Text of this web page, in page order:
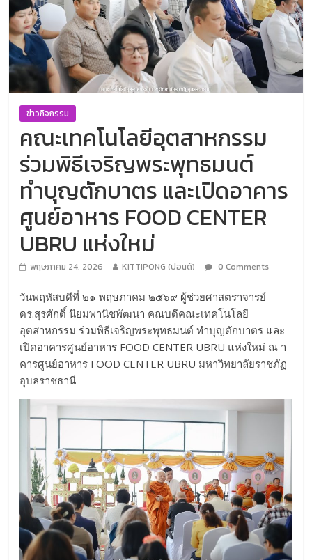
ข่าวกิจกรรม
คณะเทคโนโลยีอุตสาหกรรม
ร่วมพิธีเจริญพระพุทธมนต์
ทำบุญตักบาตร และเปิดอาคาร
ศูนย์อาหาร FOOD CENTER
UBRU แห่งใหม่
พฤษภาคม 24, 2026 KITTIPONG (ปอนด์) 0 Comments
วันพฤหัสบดีที่ ๒๑ พฤษภาคม ๒๕๖๙ ผู้ช่วยศาสตราจารย์
ดร.สุรศักดิ์ นิยมพานิชพัฒนา คณบดีคณะเทคโนโลยี
อุตสาหกรรม ร่วมพิธีเจริญพระพุทธมนต์ ทำบุญตักบาตร และ
เปิดอาคารศูนย์อาหาร FOOD CENTER UBRU แห่งใหม่ ณ า
คารศูนย์อาหาร FOOD CENTER UBRU มหาวิทยาลัยราชภัฏ
อุบลราชธานี